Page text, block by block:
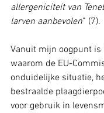
allergeniciteit van
larven aanbevolen” (7).
Vanuit mijn oogpunt
waarom de EU-
onduidelijke situatie,
bestraalde
voor gebruik in